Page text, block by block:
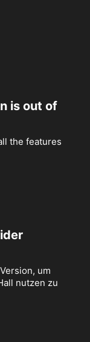
is out of
the features
um
nutzen zu